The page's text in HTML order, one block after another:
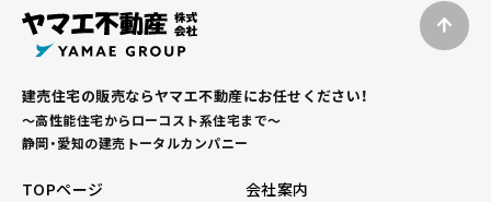
建売住宅の販売ならヤマエ不動産にお任せください！
～高性能住宅からローコスト系住宅まで～
静岡・愛知の建売トータルカンパニー
TOPページ
会社案内